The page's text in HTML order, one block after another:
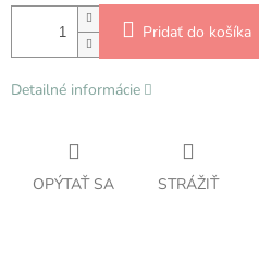
Pridať do košíka
Detailné informácie
OPÝTAŤ SA STRÁŽIŤ